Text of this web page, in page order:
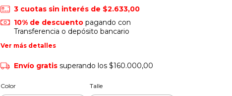
3 cuotas sin interés de $2.633,00
10% de descuentopagando con
Transferencia o depósito bancario
Ver más detalles
Envío gratis superando los $160.000,00
Color Talle